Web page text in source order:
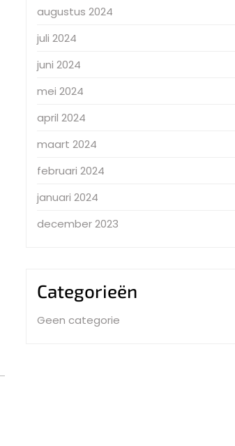
augustus 2024
juli 2024
juni 2024
mei 2024
april 2024
maart 2024
februari 2024
januari 2024
december 2023
Categorieën
Geen categorie